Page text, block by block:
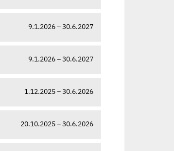
9.1.2026 – 30.6.2027
9.1.2026 – 30.6.2027
1.12.2025 – 30.6.2026
20.10.2025 – 30.6.2026